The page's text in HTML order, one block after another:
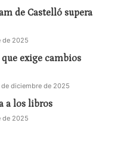
de Castelló supera
de 2025
exige cambios
de diciembre de 2025
a los libros
de 2025